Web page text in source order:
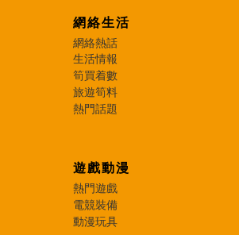
網絡生活
網絡熱話
生活情報
筍買着數
旅遊筍料
熱門話題
遊戲動漫
熱門遊戲
電競裝備
動漫玩具